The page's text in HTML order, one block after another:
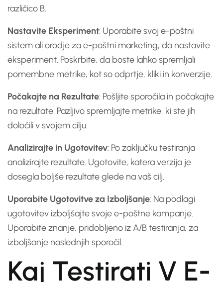
različico B.
Nastavite Eksperiment: Uporabite svoj e-poštni
sistem ali orodje za e-poštni marketing, da nastavite
eksperiment. Poskrbite, da boste lahko spremljali
pomembne metrike, kot so odprtje, kliki in konverzije.
Počakajte na Rezultate: Pošljite sporočila in počakajte
na rezultate. Pazljivo spremljajte metrike, ki ste jih
določili v svojem cilju.
Analizirajte in Ugotovitev: Po zaključku testiranja
analizirajte rezultate. Ugotovite, katera verzija je
dosegla boljše rezultate glede na vaš cilj.
Uporabite Ugotovitve za Izboljšanje: Na podlagi
ugotovitev izboljšajte svoje e-poštne kampanje.
Uporabite znanje, pridobljeno iz A/B testiranja, za
izboljšanje naslednjih sporočil.
Kaj Testirati V E-